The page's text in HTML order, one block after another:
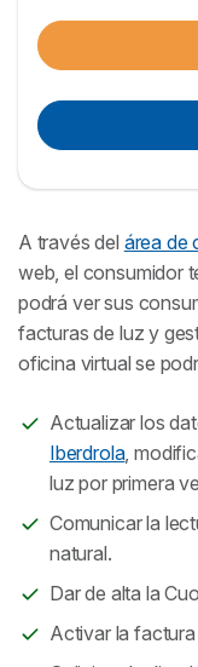
A través del área de
web, el consumidor
podrá ver sus
facturas de luz y
oficina virtual se
Actualizar los
Iberdrola,
luz por primera
Comunicar la
natural.
Dar de alta la
Activar la